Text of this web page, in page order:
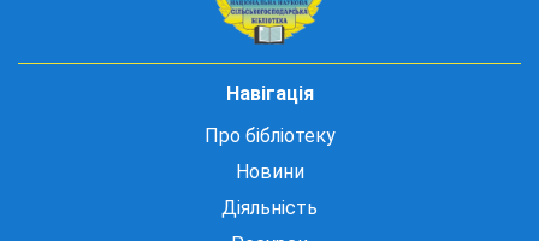
Навігація
Про бібліотеку
Новини
Діяльність